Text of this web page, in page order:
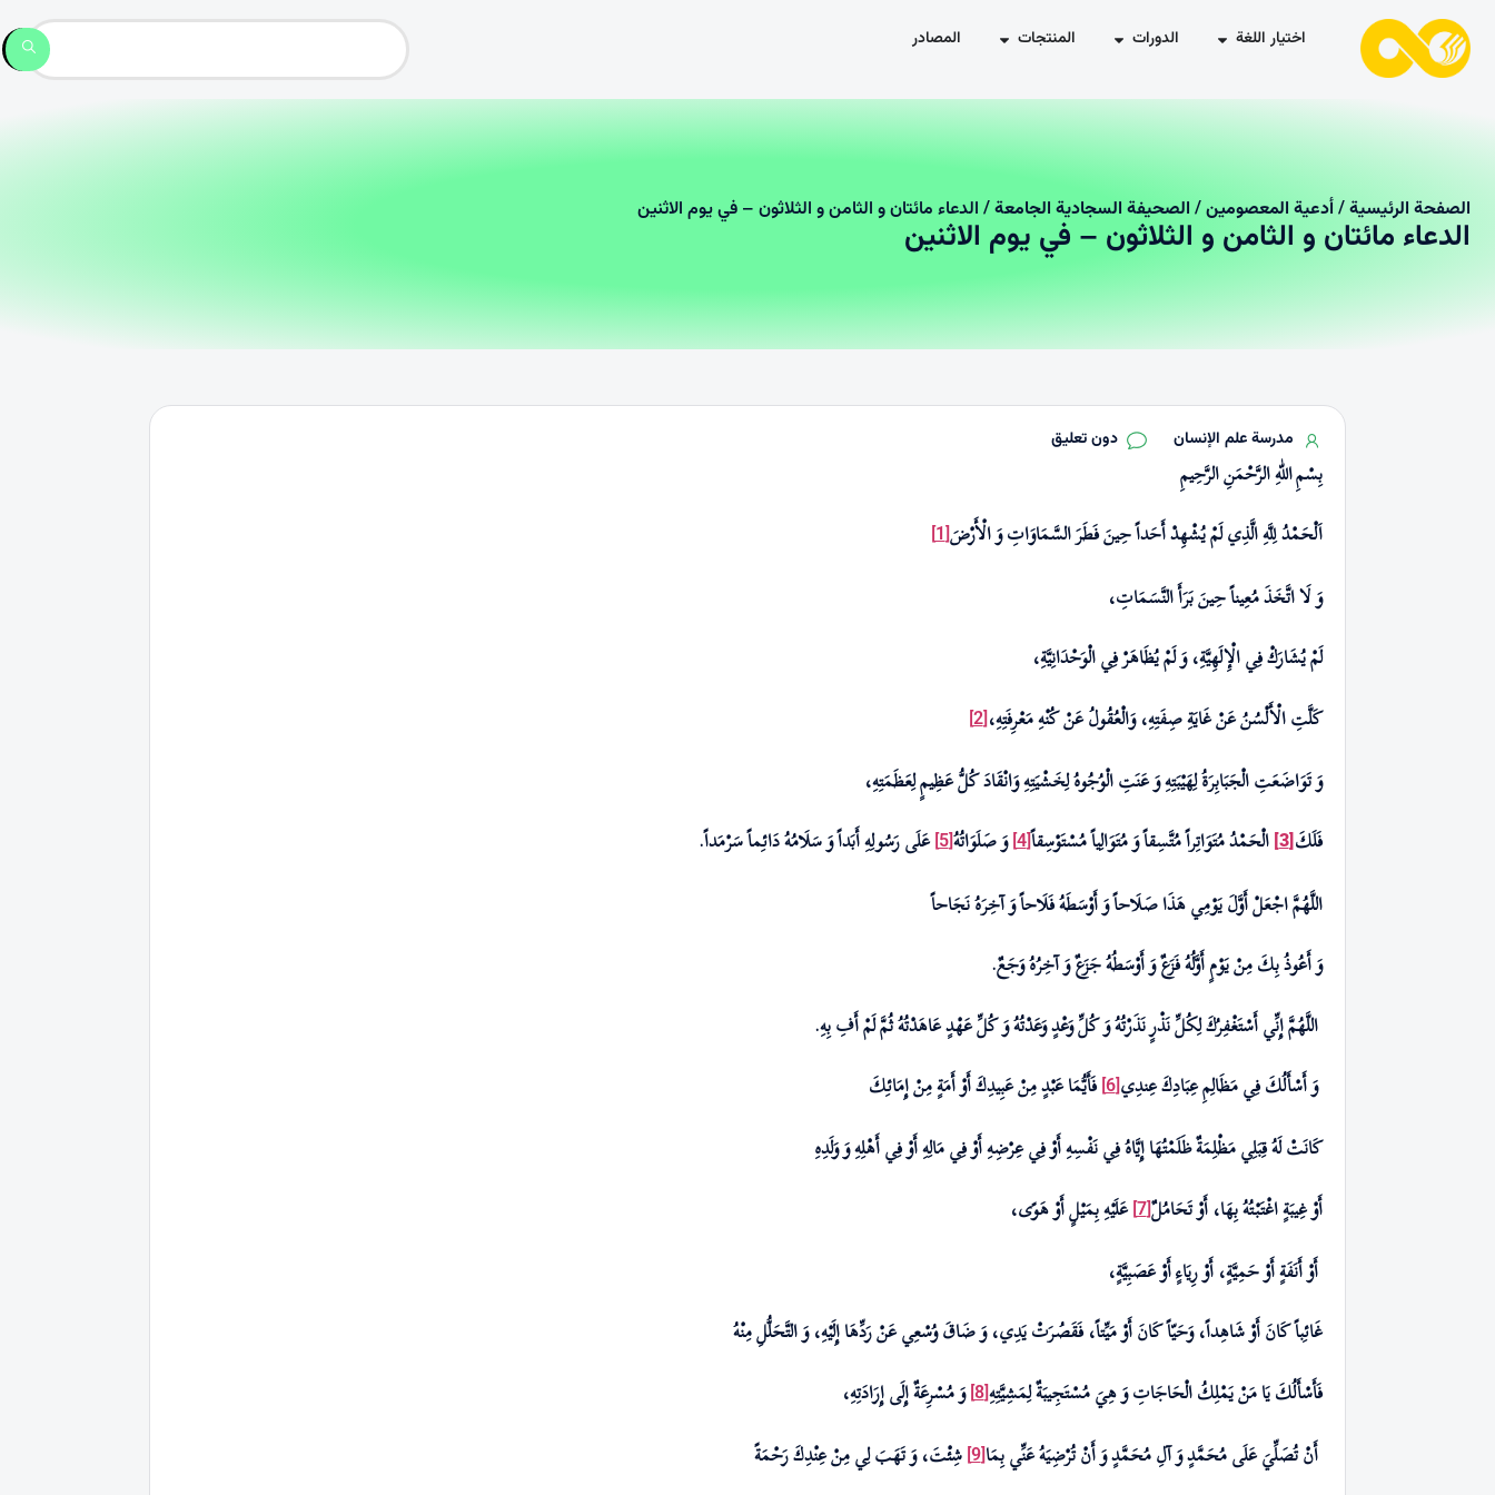
اختيار اللغة الدورات المنتجات المصادر
الصفحة الرئیسیة/أدعية المعصومين/ الصحيفة السجادية الجامعة/ الدعاء مائتان و الثامن و الثلاثون – في يوم الاثنين
الدعاء مائتان و الثامن و الثلاثون – في يوم الاثنين
مدرسة علم الإنسان دون تعليق
بِسْمِ اللّٰهِ الرَّحْمَنِ الرَّحِيمِ
اَلْحَمْدُ لِلَّهِ الَّذِي لَمْ يُشْهِدْ أَحَداً حِينَ فَطَرَ السَّمَاوَاتِ وَ الْأَرْضَ‏[1]
وَ لَا اتَّخَذَ مُعِيناً حِينَ بَرَأَ النَّسَمَاتِ،
لَمْ يُشَارَكْ فِي الْإِلَهِيَّةِ،وَ لَمْ يُظَاهَرْ فِي الْوَحْدَانِيَّةِ،
كَلَّتِ الْأَلْسُنُ عَنْ غَايَةِ صِفَتِهِ، وَالْعُقُولُ عَنْ كُنْهِ مَعْرِفَتِهِ،[2]
وَ تَوَاضَعَتِ الْجَبَابِرَةُ لِهَيْبَتِهِ وَ عَنَتِ الْوُجُوهُ لِخَشْيَتِهِ‏ وَانْقَادَ كُلُّ عَظِيمٍ لِعَظَمَتِهِ،
فَلَكَ[3] الْحَمْدُ مُتَوَاتِراً مُتَّسِقاً وَ مُتَوَالِياً مُسْتَوْسِقاً[4] وَ صَلَوَاتُهُ[5]
عَلَى رَسُولِهِ أَبَداً وَ سَلَامُهُ دَائِماً سَرْمَداً.
اللَّهُمَّ اجْعَلْ أَوَّلَ يَوْمِي هَذَا صَلَاحاً وَ أَوْسَطَهُ فَلَاحاً وَ آخِرَهُ نَجَاحاً
وَ أَعُوذُ بِكَ مِنْ يَوْمٍ أَوَّلُهُ فَزَعٌ وَ أَوْسَطُهُ جَزَعٌ وَ آخِرُهُ وَجَعٌ.
اللَّهُمَّ إِنِّي أَسْتَغْفِرُكَ لِكُلِّ نَذْرٍ نَذَرْتُهُ وَ كُلِّ وَعْدٍ وَعَدْتُهُ وَ كُلِّ عَهْدٍ عَاهَدْتُهُ ثُمَّ لَمْ أَفِ بِهِ.
وَ أَسْأَلُكَ فِي مَظَالِمِ عِبَادِكَعِندِي[6]
فَأَيُّمَا عَبْدٍ مِنْ عَبِيدِكَ أَوْ أَمَةٍ مِنْ إِمَائِكَ
كَانَتْ لَهُ قِبَلِي مَظْلِمَةٌ ظَلَمْتُهَا إِيَّاهُ فِي نَفْسِهِ أَوْ فِي عِرْضِهِ أَوْ فِي مَالِهِ أَوْ فِي أَهْلِهِ وَ وَلَدِهِ
أَوْ غِيبَةٍ اغْتَبْتُهُ بِهَا، أَوْ تَحَامُلٌ[7]
عَلَيْهِ بِمَيْلٍ أَوْ هَوًى،
أَوْ أَنَفَةٍ أَوْ حَمِيَّةٍ، أَوْ رِيَاءٍ أَوْ عَصَبِيَّةٍ،
غَائِباً كَانَ أَوْ شَاهِداً، وَحَيّاً كَانَ أَوْ مَيِّتاً، فَقَصُرَتْ يَدِي، وَ ضَاقَ وُسْعِي عَنْ رَدِّهَا إِلَيْهِ، وَ التَّحَلُّلِ مِنْهُ
فَأَسْأَلُكَ يَا مَنْ يَمْلِكُ الْحَاجَاتِ وَ هِيَ مُسْتَجِيبَةٌ لِمَشِيَّتِهِ[8]
وَ مُسْرِعَةٌ إِلَى إِرَادَتِهِ،
أَنْ تُصَلِّيَ عَلَى مُحَمَّدٍ وَ آلِ مُحَمَّدٍ وَ أَنْ تُرْضِيَهُ عَنِّي بِمَا[9]
شِئْتَ، وَ تَهَبَ لِي مِنْ عِنْدِكَ رَحْمَةً